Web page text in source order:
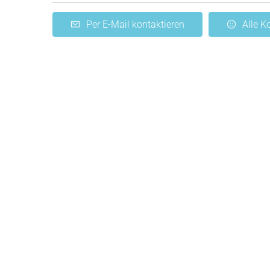
Per E-Mail kontaktieren Alle